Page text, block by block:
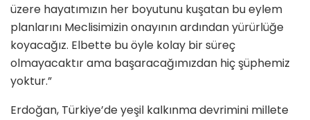
üzere hayatımızın her boyutunu kuşatan bu eylem
planlarını Meclisimizin onayının ardından yürürlüğe
koyacağız. Elbette bu öyle kolay bir süreç
olmayacaktır ama başaracağımızdan hiç şüphemiz
yoktur.”
Erdoğan, Türkiye’de yeşil kalkınma devrimini millete